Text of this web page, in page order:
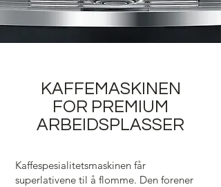
KAFFEMASKINEN
FOR PREMIUM
ARBEIDSPLASSER
Kaffespesialitetsmaskinen får
superlativene til å flomme. Den forener